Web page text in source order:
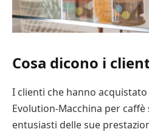
Cosa dicono i
I clienti che hanno acquistato
Evolution-Macchina per
entusiasti delle sue